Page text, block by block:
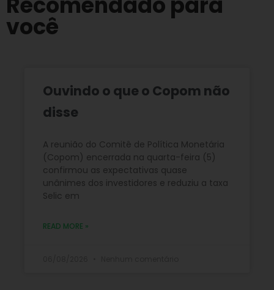
você
Ouvindo o que o Copom não
disse
A reunião do Comitê de Política Monetária
(Copom) encerrada na quarta-feira (5)
confirmou as expectativas quase
unânimes dos investidores e reduziu a taxa
Selic em
READ MORE »